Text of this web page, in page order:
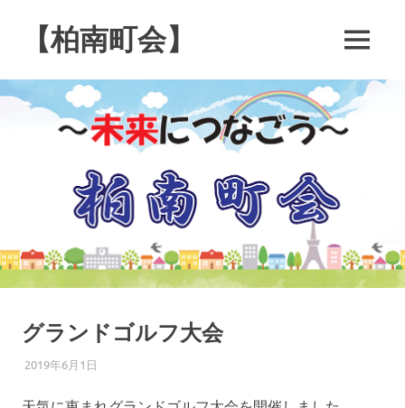
ン
ツ
【柏南町会】
井
会
で
MENU
グランドゴルフ大会
2019年6月1日